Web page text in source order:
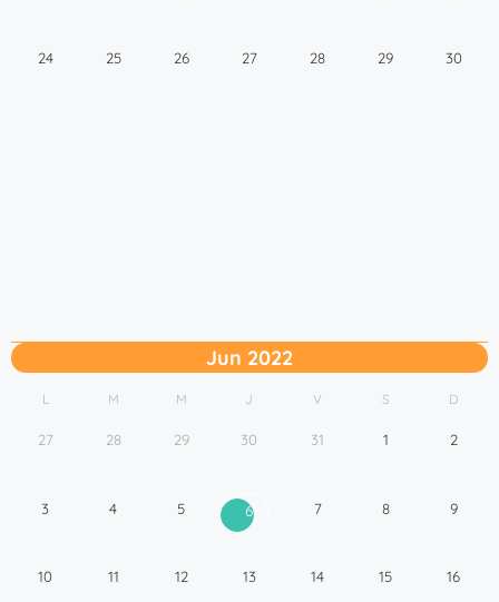
24 25 26 27 28 29 30
Jun 2022
L M M J V S D
27 28 29 30 31 1 2
3 4 5 6 7 8 9
10 11 12 13 14 15 16